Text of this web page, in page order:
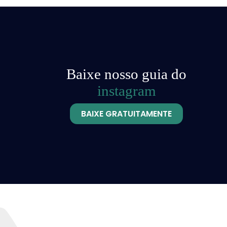
Baixe nosso guia do
instagram
BAIXE GRATUITAMENTE